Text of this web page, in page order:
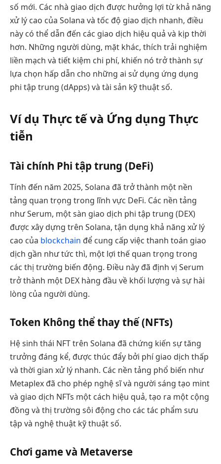
số mới. Các nhà giao dịch được hưởng lợi từ khả năng
xử lý cao của Solana và tốc độ giao dịch nhanh, điều
này có thể dẫn đến các giao dịch hiệu quả và kịp thời
hơn. Những người dùng, mặt khác, thích trải nghiệm
liền mạch và tiết kiệm chi phí, khiến nó trở thành sự
lựa chọn hấp dẫn cho những ai sử dụng ứng dụng
phi tập trung (dApps) và tài sản kỹ thuật số.
Ví dụ Thực tế và Ứng dụng Thực
tiễn
Tài chính Phi tập trung (DeFi)
Tính đến năm 2025, Solana đã trở thành một nền
tảng quan trọng trong lĩnh vực DeFi. Các nền tảng
như Serum, một sàn giao dịch phi tập trung (DEX)
được xây dựng trên Solana, tận dụng khả năng xử lý
cao của blockchain để cung cấp việc thanh toán giao
dịch gần như tức thì, một lợi thế quan trọng trong
các thị trường biến động. Điều này đã định vị Serum
trở thành một DEX hàng đầu về khối lượng và sự hài
lòng của người dùng.
Token Không thể thay thế (NFTs)
Hệ sinh thái NFT trên Solana đã chứng kiến sự tăng
trưởng đáng kể, được thúc đẩy bởi phí giao dịch thấp
và thời gian xử lý nhanh. Các nền tảng phổ biến như
Metaplex đã cho phép nghệ sĩ và người sáng tạo mint
và giao dịch NFTs một cách hiệu quả, tạo ra một cộng
đồng và thị trường sôi động cho các tác phẩm sưu
tập và nghệ thuật kỹ thuật số.
Chơi game và Metaverse